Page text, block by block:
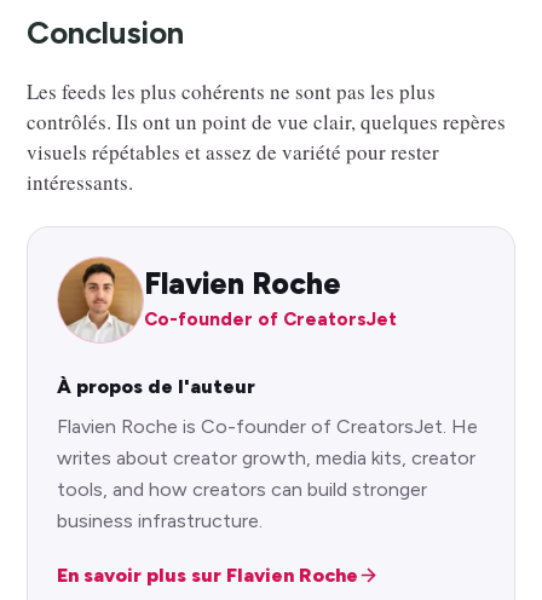
Conclusion
Les feeds les plus cohérents ne sont pas les plus
contrôlés. Ils ont un point de vue clair, quelques repères
visuels répétables et assez de variété pour rester
intéressants.
Flavien Roche
Co-founder of CreatorsJet
À propos de l'auteur
Flavien Roche is Co-founder of CreatorsJet. He
writes about creator growth, media kits, creator
tools, and how creators can build stronger
business infrastructure.
En savoir plus sur Flavien Roche